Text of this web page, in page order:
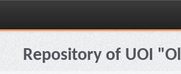
Skip
navigationRepository of UOI